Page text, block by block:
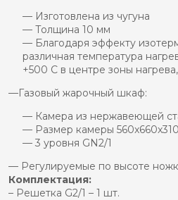
— Изготовлена из чугуна
— Толщина 10 мм
— Благодаря эффекту
различная температура
+500 С в центре зоны
—Газовый жарочный шкаф:
— Камера из нержавеющей
— Размер камеры
— 3 уровня GN2/1
— Регулируемые по высоте
Комплектация:
– Решетка G2/1 – 1 шт.